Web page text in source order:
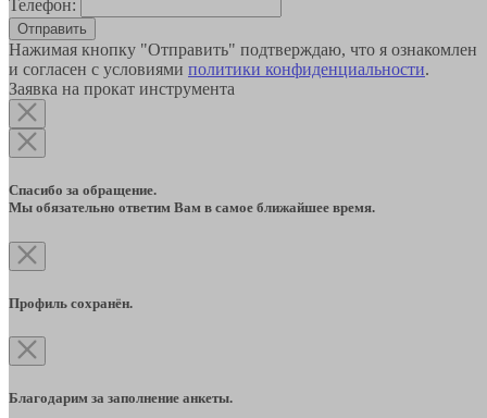
Телефон:
Отправить
Нажимая кнопку "Отправить" подтверждаю, что я ознакомлен
и согласен с условиями политики конфиденциальности.
Заявка на прокат инструмента
Спасибо за обращение.
Мы обязательно ответим Вам в самое ближайшее время.
Профиль сохранён.
Благодарим за заполнение анкеты.